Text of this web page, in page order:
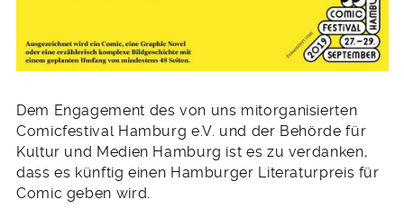
Dem Engagement des von uns mitorganisierten
Comicfestival Hamburg e.V. und der Behörde für
Kultur und Medien Hamburg ist es zu verdanken,
dass es künftig einen Hamburger Literaturpreis für
Comic geben wird.